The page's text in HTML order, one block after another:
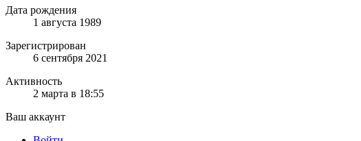
Дата рождения
1 августа 1989
Зарегистрирован
6 сентября 2021
Активность
2 марта в 18:55
Ваш аккаунт